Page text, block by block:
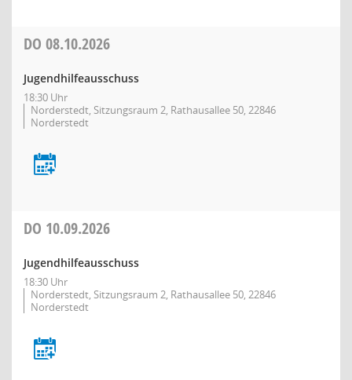
DO 08.10.2026
Jugendhilfeausschuss
18:30 Uhr
Norderstedt, Sitzungsraum 2, Rathausallee 50, 22846
Norderstedt
DO 10.09.2026
Jugendhilfeausschuss
18:30 Uhr
Norderstedt, Sitzungsraum 2, Rathausallee 50, 22846
Norderstedt